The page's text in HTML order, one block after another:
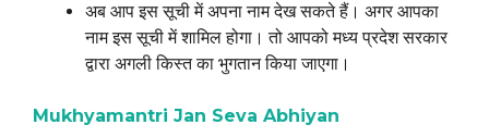
अब आप इस सूची में अपना नाम देख सकते हैं। अगर आपका
नाम इस सूची में शामिल होगा। तो आपको मध्य प्रदेश सरकार
द्वारा अगली किस्त का भुगतान किया जाएगा।
Mukhyamantri Jan Seva Abhiyan